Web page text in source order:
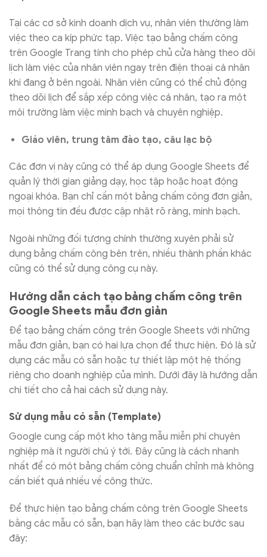
Tại các cơ sở kinh doanh dịch vụ, nhân viên thường làm
việc theo ca kíp phức tạp. Việc tạo bảng chấm công
trên Google Trang tính cho phép chủ cửa hàng theo dõi
lịch làm việc của nhân viên ngay trên điện thoại cá nhân
khi đang ở bên ngoài. Nhân viên cũng có thể chủ động
theo dõi lịch để sắp xếp công việc cá nhân, tạo ra một
môi trường làm việc minh bạch và chuyên nghiệp.
Giáo viên, trung tâm đào tạo, câu lạc bộ
Các đơn vị này cũng có thể áp dụng Google Sheets để
quản lý thời gian giảng dạy, học tập hoặc hoạt động
ngoại khóa. Bạn chỉ cần một bảng chấm công đơn giản,
mọi thông tin đều được cập nhật rõ ràng, minh bạch.
Ngoài những đối tượng chính thường xuyên phải sử
dụng bảng chấm công bên trên, nhiều thành phần khác
cũng có thể sử dụng công cụ này.
Hướng dẫn cách tạo bảng chấm công trên
Google Sheets mẫu đơn giản
Để tạo bảng chấm công trên Google Sheets với những
mẫu đơn giản, bạn có hai lựa chọn để thực hiện. Đó là sử
dụng các mẫu có sẵn hoặc tự thiết lập một hệ thống
riêng cho doanh nghiệp của mình. Dưới đây là hướng dẫn
chi tiết cho cả hai cách sử dụng này.
Sử dụng mẫu có sẵn (Template)
Google cung cấp một kho tàng mẫu miễn phí chuyên
nghiệp mà ít người chú ý tới. Đây cũng là cách nhanh
nhất để có một bảng chấm công chuẩn chỉnh mà không
cần biết quá nhiều về công thức.
Để thực hiện tạo bảng chấm công trên Google Sheets
bằng các mẫu có sẵn, bạn hãy làm theo các bước sau
đây: